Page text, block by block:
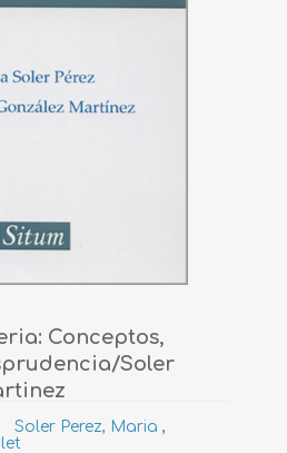
Conceptos,
Soler
Soler Perez, Maria ,